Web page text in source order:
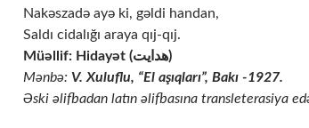
Nakəszadə ayə ki, gəldi handan,
Saldı cidalığı araya qıj-qıj.
Müəllif: Hidayət (هدایت)
Mənbə: V. Xuluflu, “El aşıqları”, Bakı -1927.
Əski əlifbadan latın əlifbasına transleterasiya